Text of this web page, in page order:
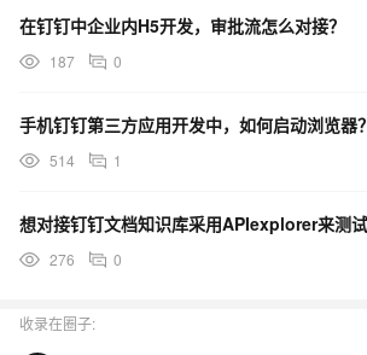
在钉钉中企业内H5开发，审批流怎么对接？
187 0
手机钉钉第三方应用开发中，如何启动浏览器？
514 1
276 0
收录在圈子: